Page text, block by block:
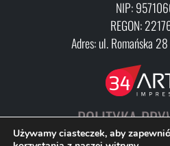
NIP:
REGON:
Adres: ul. Romańska
POLITYKA
FAQ
Używamy ciasteczek, aby